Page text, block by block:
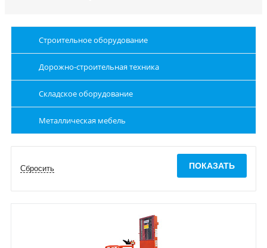
Строительное оборудование
Дорожно-строительная техника
Складское оборудование
Металлическая мебель